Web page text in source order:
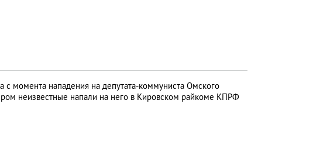
с момента нападения на депутата-коммуниста Омского
неизвестные напали на него в Кировском райкоме КПРФ